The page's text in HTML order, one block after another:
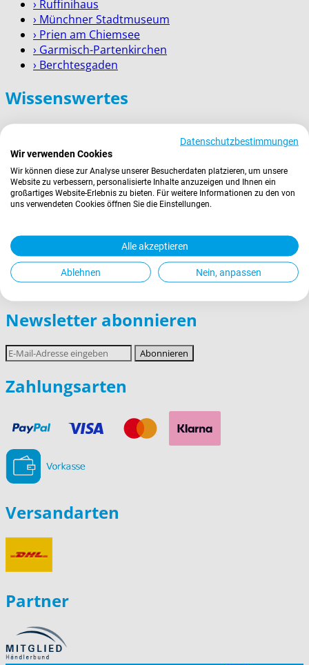
› Ruffinihaus
› Münchner Stadtmuseum
› Prien am Chiemsee
› Garmisch-Partenkirchen
› Berchtesgaden
Wissenswertes
Kontakt
Service für Firmenkunden
Rechtliches
Widerrufsrecht
Datenschutz
Impressum
Newsletter abonnieren
E-
Mail-
Adresse
Abonnieren
Zahlungsarten
Versandarten
Partner
Datenschutzbestimmungen
Wir verwenden Cookies
Wir können diese zur Analyse unserer Besucherdaten platzieren, um unsere
Website zu verbessern, personalisierte Inhalte anzuzeigen und Ihnen ein
großartiges Website-Erlebnis zu bieten. Für weitere Informationen zu den von
uns verwendeten Cookies öffnen Sie die Einstellungen.
Alle akzeptieren
Ablehnen Nein, anpassen